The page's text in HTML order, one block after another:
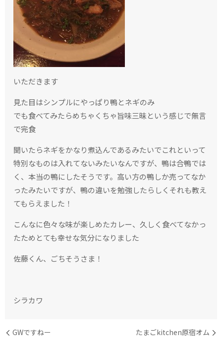
いただきます
見た目はシンプルにやっぱり鴨とネギのみ
でも食べてみたらめちゃくちゃ旨味三昧という感じで無言
で完食
聞いたらネギをかなり煮込んであるみたいでこれといって
特別なものは入れてないみたいなんですが、鴨は合鴨では
く、本当の鴨にしたそうです。高い方の鴨しか売ってなか
ったみたいですが、鴨の違いを勉強したらしくそれも教え
てもらえました！
こんなに色々な味が楽しめたカレー、久しく食べてなかっ
たためとても幸せな気分になりました
佐藤くん、ごちそうさま！
シラカワ
GWですねー たまごkitchen原宿オム